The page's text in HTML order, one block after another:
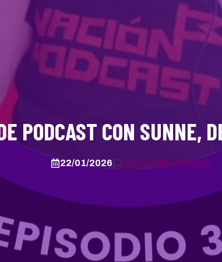
PODCAST CON SUNNE,
22/01/2026 SIN COMENTARIOS